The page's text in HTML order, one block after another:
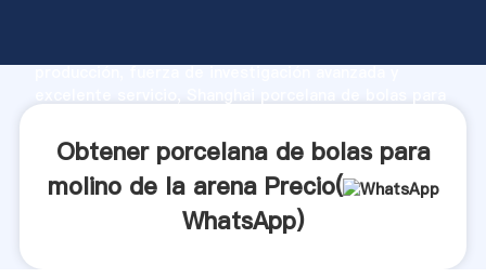
producción, fuerza de investigación avanzada y
valores a todos los clientes.
Obtener porcelana de bolas para
molino de la arena Precio(
WhatsApp)